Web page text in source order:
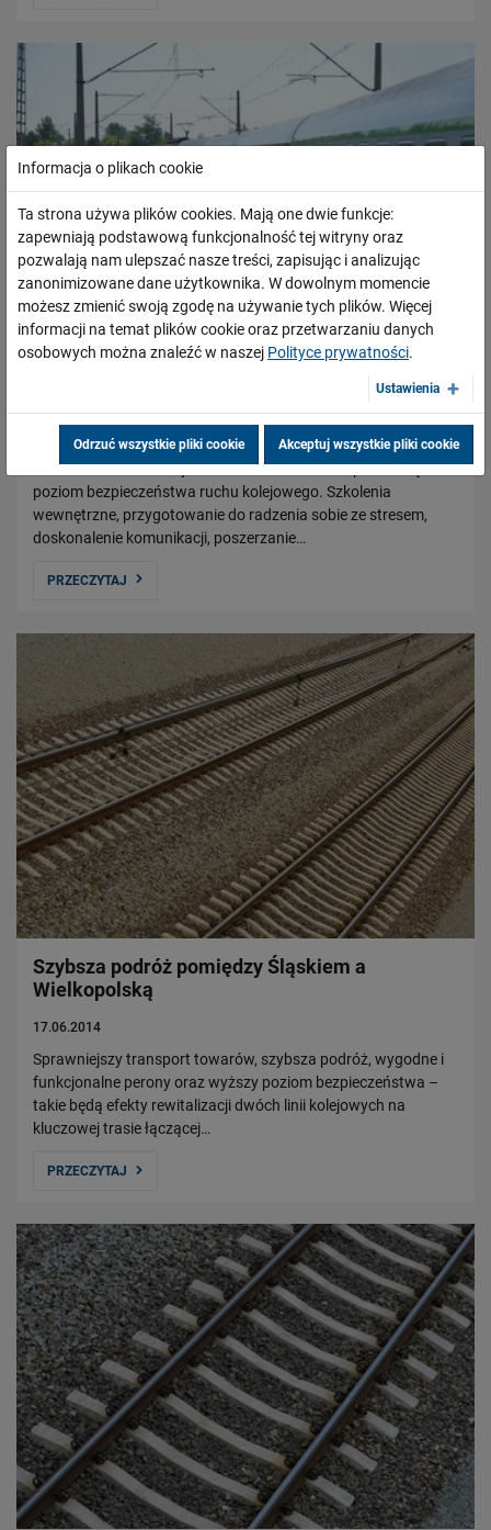
Bezpieczeństwo najważniejsze w szkoleniach
20.06.2014
PKP Polskie Linie Kolejowe S.A. konsekwentnie podnoszą
poziom bezpieczeństwa ruchu kolejowego. Szkolenia
wewnętrzne, przygotowanie do radzenia sobie ze stresem,
doskonalenie komunikacji, poszerzanie…
PRZECZYTAJ
Szybsza podróż pomiędzy Śląskiem a
Wielkopolską
17.06.2014
Sprawniejszy transport towarów, szybsza podróż, wygodne i
funkcjonalne perony oraz wyższy poziom bezpieczeństwa –
takie będą efekty rewitalizacji dwóch linii kolejowych na
kluczowej trasie łączącej…
PRZECZYTAJ
Informacja o plikach cookie
Ta strona używa plików cookies. Mają one dwie funkcje:
zapewniają podstawową funkcjonalność tej witryny oraz
pozwalają nam ulepszać nasze treści, zapisując i analizując
zanonimizowane dane użytkownika. W dowolnym momencie
możesz zmienić swoją zgodę na używanie tych plików. Więcej
informacji na temat plików cookie oraz przetwarzaniu danych
osobowych można znaleźć w naszej Polityce prywatności.
Ustawienia
Odrzuć wszystkie pliki cookie Akceptuj wszystkie pliki cookie